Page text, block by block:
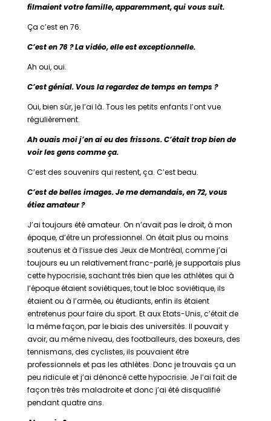
filmaient votre famille, apparemment, qui vous suit.
Ça c’est en 76.
C’est en 76 ? La vidéo, elle est exceptionnelle.
Ah oui, oui.
C’est génial. Vous la regardez de temps en temps ?
Oui, bien sûr, je l’ai là. Tous les petits enfants l’ont vue
régulièrement.
Ah ouais moi j’en ai eu des frissons. C’était trop bien de
voir les gens comme ça.
C’est des souvenirs qui restent, ça. C’est beau.
C’est de belles images. Je me demandais, en 72, vous
étiez amateur ?
J’ai toujours été amateur. On n’avait pas le droit, à mon
époque, d’être un professionnel. On était plus ou moins
soutenus et à l’issue des Jeux de Montréal, comme j’ai
toujours eu un relativement franc-parlé, je supportais plus
cette hypocrisie, sachant très bien que les athlètes qui à
l’époque étaient soviétiques, tout le bloc soviétique, ils
étaient ou à l’armée, ou étudiants, enfin ils étaient
entretenus pour faire du sport. Et aux Etats-Unis, c’était de
la même façon, par le biais des universités. Il pouvait y
avoir, au même niveau, des footballeurs, des boxeurs, des
tennismans, des cyclistes, ils pouvaient être
professionnels et pas les athlètes. Donc je trouvais ça un
peu ridicule et j’ai dénoncé cette hypocrisie. Je l’ai fait de
façon très très maladroite et donc j’ai été disqualifié
pendant quatre ans.